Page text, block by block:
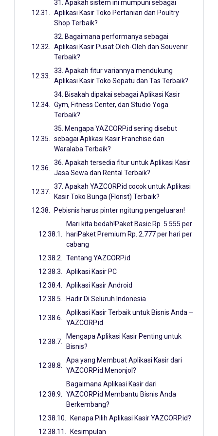
31. Apakah sistem ini mumpuni sebagai
Aplikasi Kasir Toko Pertanian dan Poultry
Shop Terbaik?
32. Bagaimana performanya sebagai
Aplikasi Kasir Pusat Oleh-Oleh dan Souvenir
Terbaik?
33. Apakah fitur variannya mendukung
Aplikasi Kasir Toko Sepatu dan Tas Terbaik?
34. Bisakah dipakai sebagai Aplikasi Kasir
Gym, Fitness Center, dan Studio Yoga
Terbaik?
35. Mengapa YAZCORP.id sering disebut
sebagai Aplikasi Kasir Franchise dan
Waralaba Terbaik?
36. Apakah tersedia fitur untuk Aplikasi Kasir
Jasa Sewa dan Rental Terbaik?
37. Apakah YAZCORP.id cocok untuk Aplikasi
Kasir Toko Bunga (Florist) Terbaik?
Pebisnis harus pinter ngitung pengeluaran!
Mari kita bedah!Paket Basic Rp. 5.555 per
hariPaket Premium Rp. 2.777 per hari per
cabang
Tentang YAZCORP.id
Aplikasi Kasir PC
Aplikasi Kasir Android
Hadir Di Seluruh Indonesia
Aplikasi Kasir Terbaik untuk Bisnis Anda –
YAZCORP.id
Mengapa Aplikasi Kasir Penting untuk
Bisnis?
Apa yang Membuat Aplikasi Kasir dari
YAZCORP.id Menonjol?
Bagaimana Aplikasi Kasir dari
YAZCORP.id Membantu Bisnis Anda
Berkembang?
Kenapa Pilih Aplikasi Kasir YAZCORP.id?
Kesimpulan